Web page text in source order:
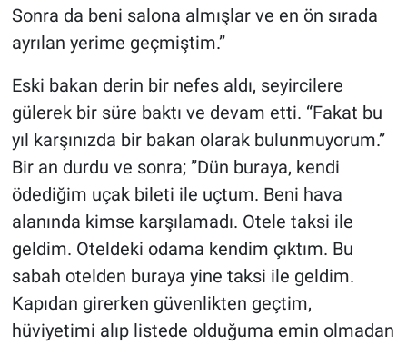
Sonra da beni salona almışlar ve en ön sırada
ayrılan yerime geçmiştim.”
Eski bakan derin bir nefes aldı, seyircilere
gülerek bir süre baktı ve devam etti. “Fakat bu
yıl karşınızda bir bakan olarak bulunmuyorum.”
Bir an durdu ve sonra; ”Dün buraya, kendi
ödediğim uçak bileti ile uçtum. Beni hava
alanında kimse karşılamadı. Otele taksi ile
geldim. Oteldeki odama kendim çıktım. Bu
sabah otelden buraya yine taksi ile geldim.
Kapıdan girerken güvenlikten geçtim,
hüviyetimi alıp listede olduğuma emin olmadan